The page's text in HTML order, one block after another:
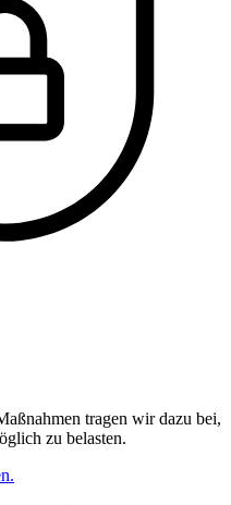
tragen wir dazu bei,
zu belasten.